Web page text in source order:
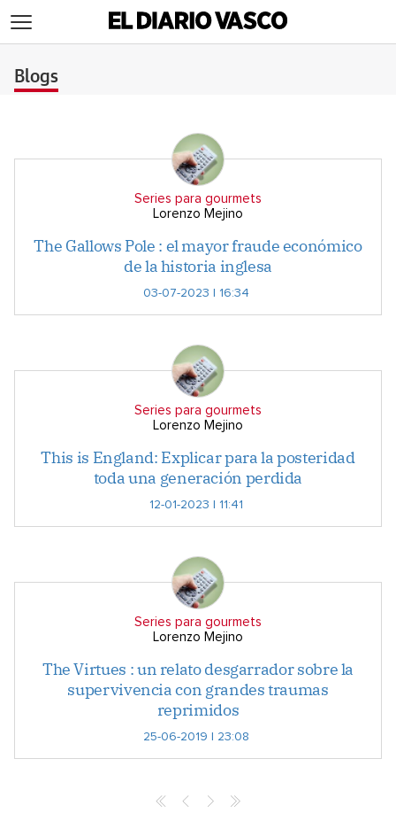
Blogs
Series para gourmets
Lorenzo Mejino
The Gallows Pole : el mayor fraude económico
de la historia inglesa
03-07-2023 | 16:34
Series para gourmets
Lorenzo Mejino
This is England: Explicar para la posteridad
toda una generación perdida
12-01-2023 | 11:41
Series para gourmets
Lorenzo Mejino
The Virtues : un relato desgarrador sobre la
supervivencia con grandes traumas
reprimidos
25-06-2019 | 23:08